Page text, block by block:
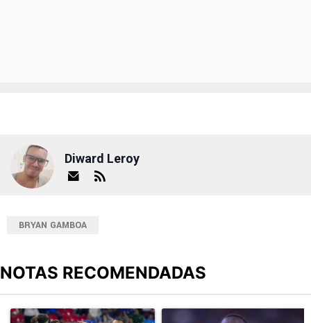
Diward Leroy
BRYAN GAMBOA
NOTAS RECOMENDADAS
Un artículo de tendencia con el título "Cruz Azul 2-3 Atlante:
Un artículo de tendencia con